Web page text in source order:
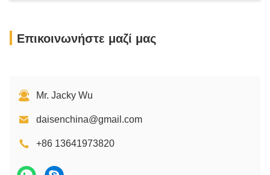
Επικοινωνήστε μαζί μας
Mr. Jacky Wu
daisenchina@gmail.com
+86 13641973820